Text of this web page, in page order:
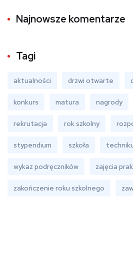
Najnowsze komentarze
Tagi
aktualności drzwi otwarte
konkurs matura nagrody
rekrutacja rok szkolny
stypendium szkoła
wykaz podręczników zajęcia
zakończenie roku szkolnego